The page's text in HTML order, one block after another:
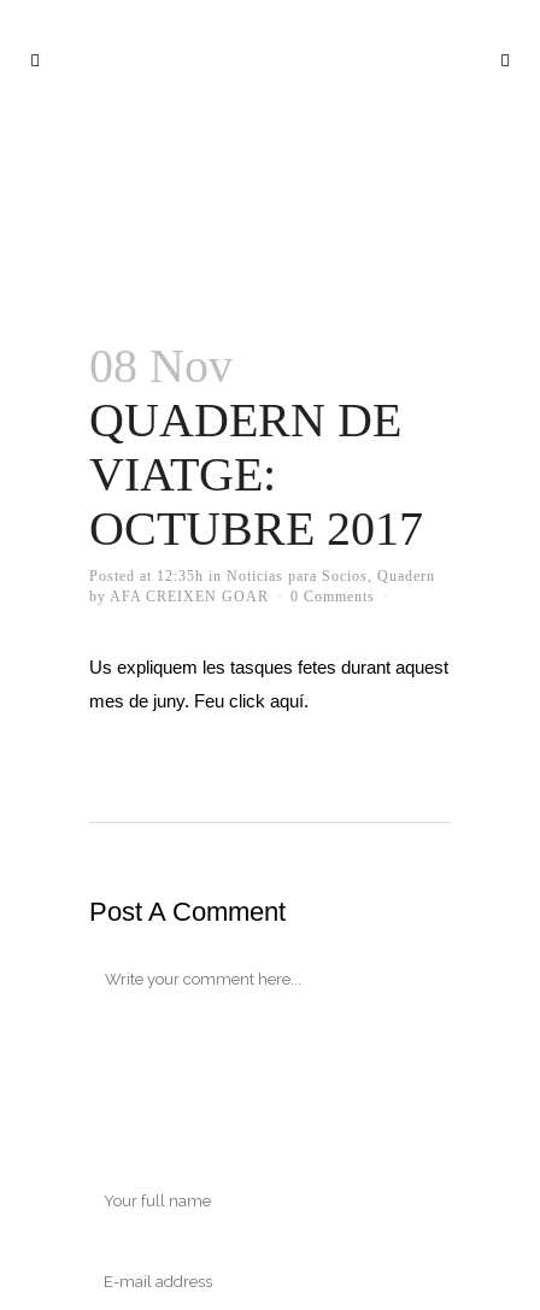
08 Nov
QUADERN DE
VIATGE:
OCTUBRE 2017
Posted at 12:35h in Noticias para Socios , Quadern
by AFA CREIXEN GOAR 0 Comments
Us expliquem les tasques fetes durant aquest
mes de juny. Feu click aquí.
Post A Comment